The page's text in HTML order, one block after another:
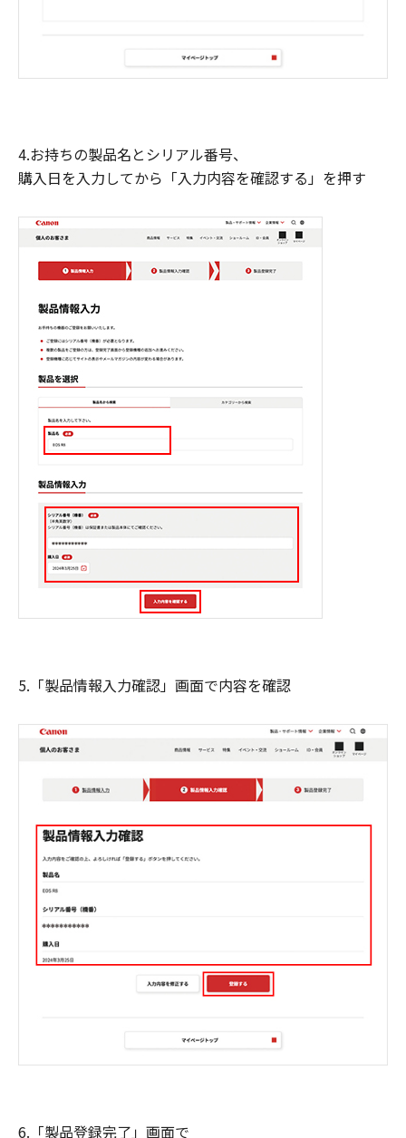
4.お持ちの製品名とシリアル番号、
購入日を入力してから「入力内容を確認する」を押す
5.「製品情報入力確認」画面で内容を確認
6.「製品登録完了」画面で